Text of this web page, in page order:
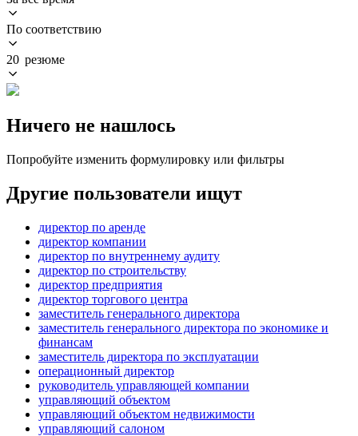
По соответствию
20 резюме
Ничего не нашлось
Попробуйте изменить формулировку или фильтры
Другие пользователи ищут
директор по аренде
директор компании
директор по внутреннему аудиту
директор по строительству
директор предприятия
директор торгового центра
заместитель генерального директора
заместитель генерального директора по экономике и
финансам
заместитель директора по эксплуатации
операционный директор
руководитель управляющей компании
управляющий объектом
управляющий объектом недвижимости
управляющий салоном